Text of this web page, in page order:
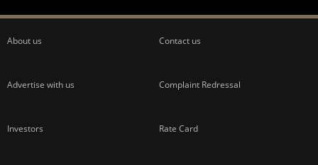
About us Contact us
Advertise with us Complaint Redressal
Investors Rate Card